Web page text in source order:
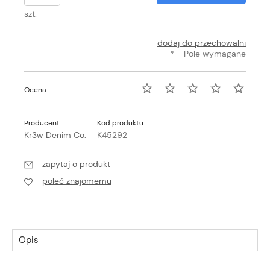
szt.
dodaj do przechowalni
* - Pole wymagane
Ocena:
Producent:
Kr3w Denim Co.
Kod produktu:
K45292
zapytaj o produkt
poleć znajomemu
Opis